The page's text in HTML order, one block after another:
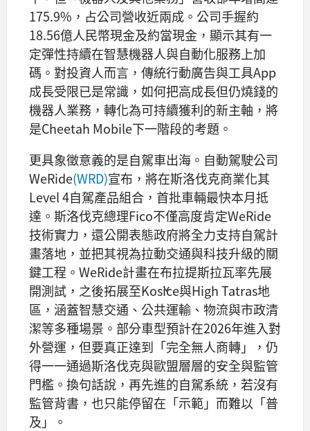
175.9%，占公司營收近兩成。公司手握約
18.56億人民幣現金及約當現金，顯示其有一
定彈性持續在智慧機器人與自動化服務上加
碼。對投資人而言，傳統行動廣告與工具App
成長受限已是常識，如何把高成長但仍燒錢的
機器人業務，轉化為可持續獲利的新主軸，將
是Cheetah Mobile下一階段的考題。
更具象徵意義的是自駕車出海。自動駕駛公司
WeRide(WRD)宣布，將在斯洛伐克商業化其
Level 4自駕產品組合，首批車輛最快本月抵
達。斯洛伐克總理Fico不僅高度肯定WeRide
技術實力，還公開表態政府將全力支持自駕計
畫落地，並把其視為拉動交通與科技升級的關
鍵工程。WeRide計畫在布拉提斯拉瓦率先展
開測試，之後拓展至Košice與High Tatras地
區，涵蓋智慧交通、公共運輸、物流與市政清
潔等多種場景。部分車型預計在2026年進入對
外營運，但要真正達到「完全無人商轉」，仍
得一一通過斯洛伐克與歐盟層層的安全與監管
門檻。換句話說，再先進的自駕系統，若沒有
監管背書，也只能停留在「示範」而難以「普
及」。